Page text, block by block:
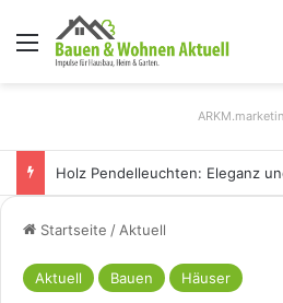
Menü
Startseite / Aktuell
Aktuell Bauen Häuser